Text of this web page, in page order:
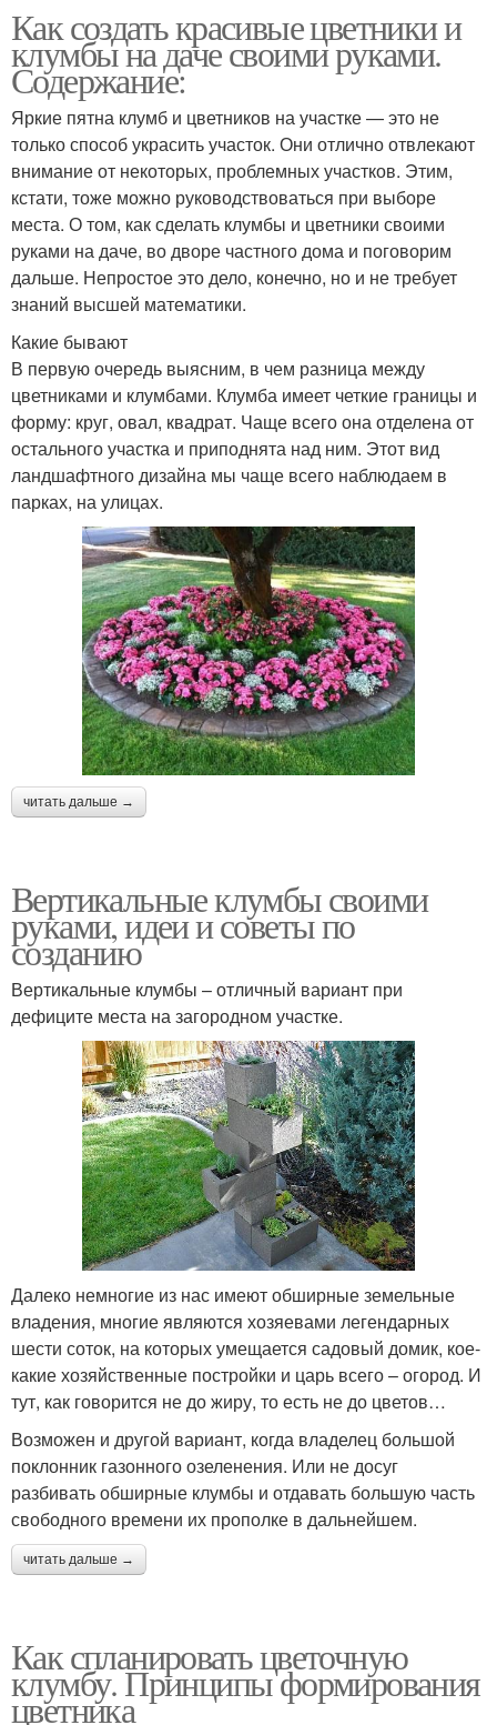
Как создать красивые цветники и
клумбы на даче своими руками.
Содержание:
Яркие пятна клумб и цветников на участке — это не
только способ украсить участок. Они отлично отвлекают
внимание от некоторых, проблемных участков. Этим,
кстати, тоже можно руководствоваться при выборе
места. О том, как сделать клумбы и цветники своими
руками на даче, во дворе частного дома и поговорим
дальше. Непростое это дело, конечно, но и не требует
знаний высшей математики.
Какие бывают
В первую очередь выясним, в чем разница между
цветниками и клумбами. Клумба имеет четкие границы и
форму: круг, овал, квадрат. Чаще всего она отделена от
остального участка и приподнята над ним. Этот вид
ландшафтного дизайна мы чаще всего наблюдаем в
парках, на улицах.
читать дальше →
Вертикальные клумбы своими
руками, идеи и советы по
созданию
Вертикальные клумбы – отличный вариант при
дефиците места на загородном участке.
Далеко немногие из нас имеют обширные земельные
владения, многие являются хозяевами легендарных
шести соток, на которых умещается садовый домик, кое-
какие хозяйственные постройки и царь всего – огород. И
тут, как говорится не до жиру, то есть не до цветов…
Возможен и другой вариант, когда владелец большой
поклонник газонного озеленения. Или не досуг
разбивать обширные клумбы и отдавать большую часть
свободного времени их прополке в дальнейшем.
читать дальше →
Как спланировать цветочную
клумбу. Принципы формирования
цветника